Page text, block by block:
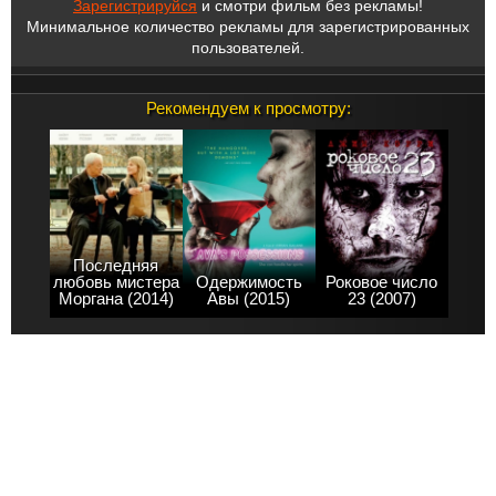
Зарегистрируйся и смотри фильм без рекламы!
Минимальное количество рекламы для зарегистрированных
пользователей.
Рекомендуем к просмотру:
Последняя
любовь мистера
Моргана (2014)
Одержимость
Авы (2015)
Роковое число
23 (2007)